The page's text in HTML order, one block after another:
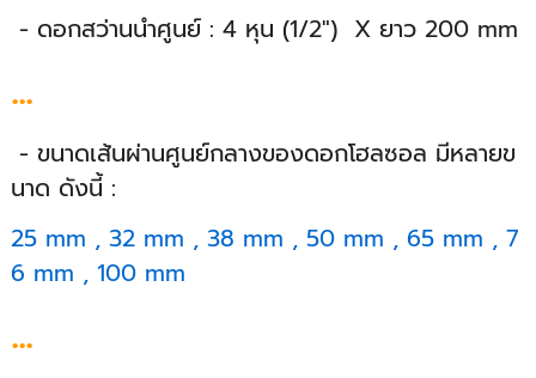
- ดอกสว่านนำศูนย์ : 4 หุน (1/2") X ยาว 200 mm
...
- ขนาดเส้นผ่านศูนย์กลางของดอกโฮลซอล มีหลายข
นาด ดังนี้ :
25 mm , 32 mm , 38 mm , 50 mm , 65 mm , 7
6 mm , 100 mm
...